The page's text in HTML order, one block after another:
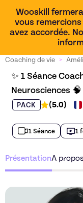
Wooskill
vous
avez accordée.
Coaching de vie >
✨ 1 Séance
Neurosciences
PACK (5.0)
1 Séance 1
PrésentationA